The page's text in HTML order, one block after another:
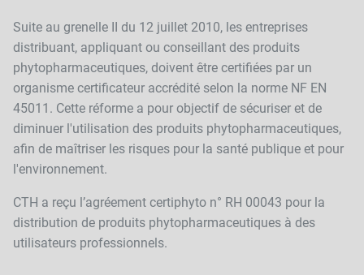
Suite au grenelle II du 12 juillet 2010, les entreprises
distribuant, appliquant ou conseillant des produits
phytopharmaceutiques, doivent être certifiées par un
organisme certificateur accrédité selon la norme NF EN
45011. Cette réforme a pour objectif de sécuriser et de
diminuer l'utilisation des produits phytopharmaceutiques,
afin de maîtriser les risques pour la santé publique et pour
l'environnement.
CTH a reçu l’agréement certiphyto n° RH 00043 pour la
distribution de produits phytopharmaceutiques à des
utilisateurs professionnels.